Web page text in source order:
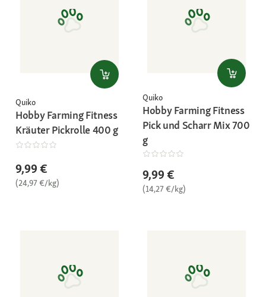
Quiko
Hobby Farming Fitness
Kräuter Pickrolle 400 g
9,99 €
(24,97 €/kg)
Quiko
Hobby Farming Fitness
Pick und Scharr Mix 700
g
9,99 €
(14,27 €/kg)